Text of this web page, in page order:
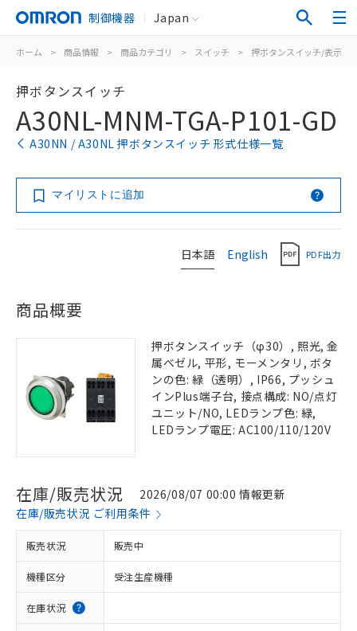
制御機器 Japan
ホーム > 商品情報 > 商品カテゴリ > スイッチ > 押ボタンスイッチ/表示灯
押ボタンスイッチ
A30NL-MNM-TGA-P101-GD
A30NN / A30NL 押ボタンスイッチ 形式仕様一覧
マイリストに追加
日本語 English PDF出力
商品概要
押ボタンスイッチ（φ30）, 照光, 金
属ベゼル, 平形, モーメンタリ, ボタ
ンの色: 緑（透明）, IP66, プッシュ
インPlus端子台, 接点構成: NO/点灯
ユニット/NO, LEDランプ色: 緑,
LEDランプ電圧: AC100/110/120V
在庫/販売状況
2026/08/07 00:00 情報更新
在庫/販売状況 ご利用条件
販売状況 販売中
機種区分 受注生産機種
在庫状況